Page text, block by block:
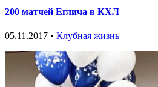
200 матчей Еглича в КХЛ
05.11.2017 • Клубная жизнь